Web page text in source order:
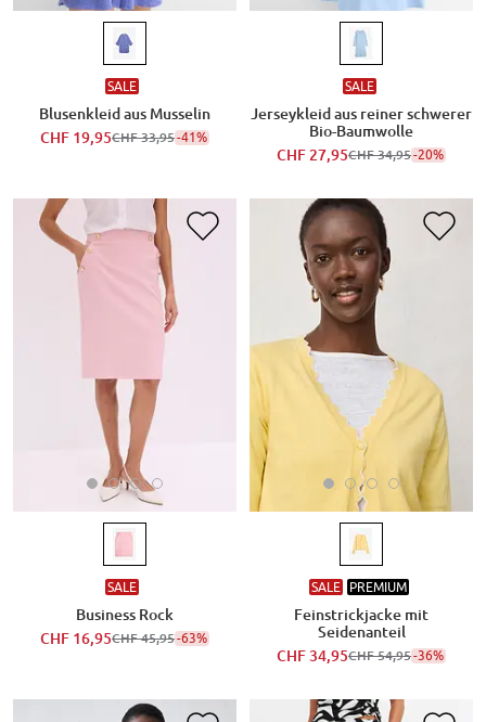
SALE
Blusenkleid aus Musselin
CHF 19,95CHF 33,95-41%
SALE
Jerseykleid aus reiner schwerer
Bio-Baumwolle
CHF 27,95CHF 34,95-20%
SALE
Business Rock
CHF 16,95CHF 45,95-63%
SALE PREMIUM
Feinstrickjacke mit
Seidenanteil
CHF 34,95CHF 54,95-36%